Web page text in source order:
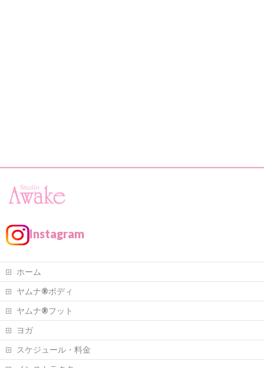
Instagram
ホーム
ヤムナ®ボディ
ヤムナ®フット
ヨガ
スケジュール・料金